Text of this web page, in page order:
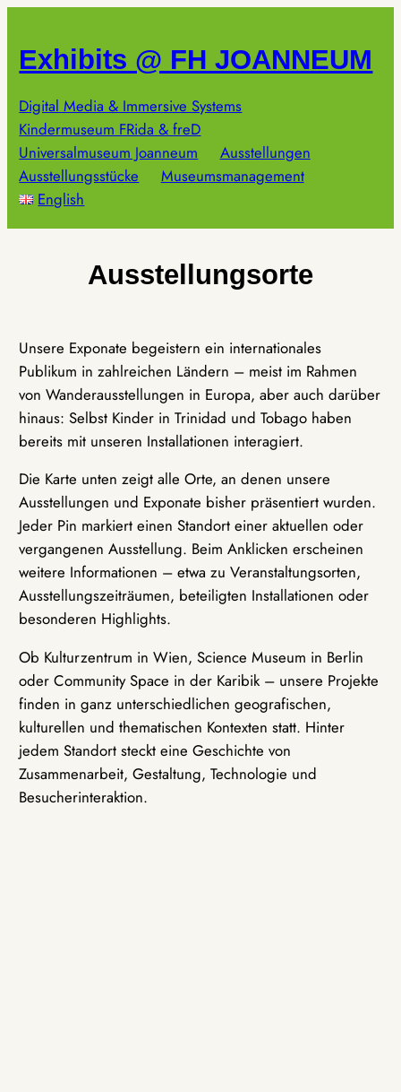
springen
Exhibits @ FH JOANNEUM
Digital Media & Immersive Systems
Kindermuseum FRida & freD
Universalmuseum Joanneum
Ausstellungen
Ausstellungsstücke
Museumsmanagement
English
Ausstellungsorte
Unsere Exponate begeistern ein internationales
Publikum in zahlreichen Ländern – meist im Rahmen
von Wanderausstellungen in Europa, aber auch darüber
hinaus: Selbst Kinder in Trinidad und Tobago haben
bereits mit unseren Installationen interagiert.
Die Karte unten zeigt alle Orte, an denen unsere
Ausstellungen und Exponate bisher präsentiert wurden.
Jeder Pin markiert einen Standort einer aktuellen oder
vergangenen Ausstellung. Beim Anklicken erscheinen
weitere Informationen – etwa zu Veranstaltungsorten,
Ausstellungszeiträumen, beteiligten Installationen oder
besonderen Highlights.
Ob Kulturzentrum in Wien, Science Museum in Berlin
oder Community Space in der Karibik – unsere Projekte
finden in ganz unterschiedlichen geografischen,
kulturellen und thematischen Kontexten statt. Hinter
jedem Standort steckt eine Geschichte von
Zusammenarbeit, Gestaltung, Technologie und
Besucherinteraktion.